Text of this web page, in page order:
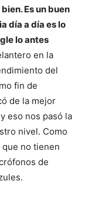
Es un buen
día a día es lo
lo antes
en la
del
fin de
de la mejor
eso nos pasó la
nivel. Como
no tienen
de